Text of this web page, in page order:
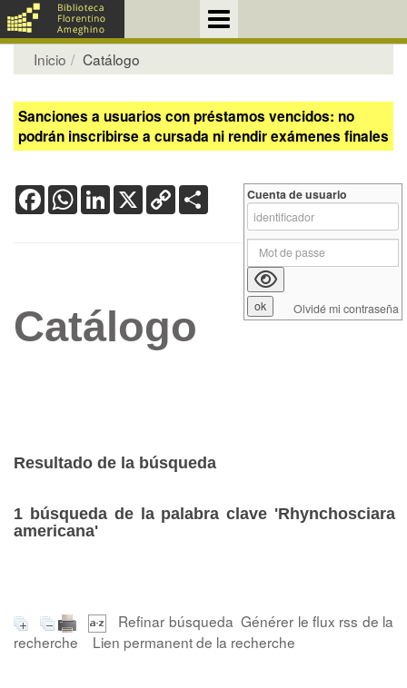
Inicio Catálogo
Sanciones a usuarios con préstamos vencidos: no
podrán inscribirse a cursada ni rendir exámenes finales
FacebookWhatsApp
LinkedIn
X Copy
Link
Catálogo
Resultado de la búsqueda
1 búsqueda de la palabra clave 'Rhynchosciara
americana'
Refinar búsqueda Générer le flux rss de la
recherche
Lien permanent de la recherche
Cuenta de usuario
Olvidé mi contraseña